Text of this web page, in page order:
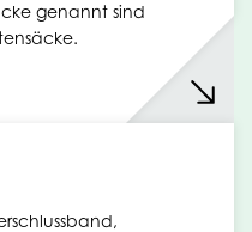
genannt sind